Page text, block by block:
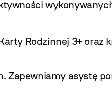
Rodzinnej 3+ oraz
Zapewniamy asystę